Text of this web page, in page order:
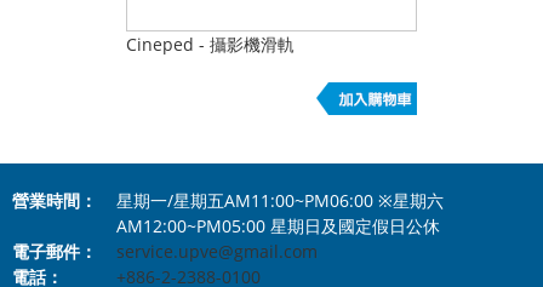
Cineped - 攝影機滑軌
營業時間：
星期一/星期五AM11:00~PM06:00 ※星期六
AM12:00~PM05:00 星期日及國定假日公休
電子郵件：
service.upve@gmail.com
電話：
+886-2-2388-0100